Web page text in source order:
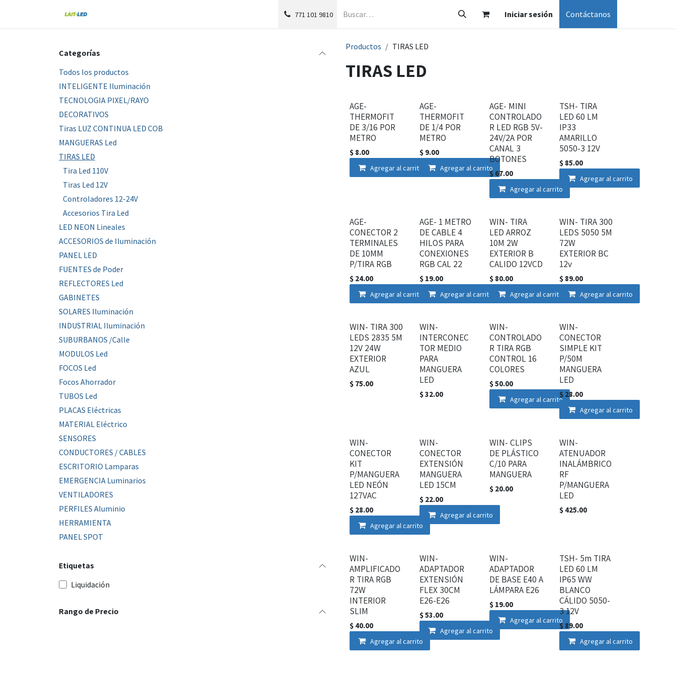
771 101 9810 Iniciar sesión Contáctanos
Categorías
Todos los productos
INTELIGENTE Iluminación
TECNOLOGIA PIXEL/RAYO
DECORATIVOS
Tiras LUZ CONTINUA LED COB
MANGUERAS Led
TIRAS LED
Tira Led 110V
Tiras Led 12V
Controladores 12-24V
Accesorios Tira Led
LED NEON Lineales
ACCESORIOS de Iluminación
PANEL LED
FUENTES de Poder
REFLECTORES Led
GABINETES
SOLARES Iluminación
INDUSTRIAL Iluminación
SUBURBANOS /Calle
MODULOS Led
FOCOS Led
Focos Ahorrador
TUBOS Led
PLACAS Eléctricas
MATERIAL Eléctrico
SENSORES
CONDUCTORES / CABLES
ESCRITORIO Lamparas
EMERGENCIA Luminarios
VENTILADORES
PERFILES Aluminio
HERRAMIENTA
PANEL SPOT
Etiquetas
Liquidación
Rango de Precio
Productos TIRAS LED
TIRAS LED
AGE-
THERMOFIT
DE 3/16 POR
METRO
$ 8.00
Agregar al carrito
AGE-
THERMOFIT
DE 1/4 POR
METRO
$ 9.00
Agregar al carrito
AGE- MINI
CONTROLADO
R LED RGB 5V-
24V/2A POR
CANAL 3
BOTONES
$ 67.00
Agregar al carrito
TSH- TIRA
LED 60 LM
IP33
AMARILLO
5050-3 12V
$ 85.00
Agregar al carrito
AGE-
CONECTOR 2
TERMINALES
DE 10MM
P/TIRA RGB
$ 24.00
Agregar al carrito
AGE- 1 METRO
DE CABLE 4
HILOS PARA
CONEXIONES
RGB CAL 22
$ 19.00
Agregar al carrito
WIN- TIRA
LED ARROZ
10M 2W
EXTERIOR B
CALIDO 12VCD
$ 80.00
Agregar al carrito
WIN- TIRA 300
LEDS 5050 5M
72W
EXTERIOR BC
12v
$ 89.00
Agregar al carrito
WIN- TIRA 300
LEDS 2835 5M
12V 24W
EXTERIOR
AZUL
$ 75.00
WIN-
INTERCONEC
TOR MEDIO
PARA
MANGUERA
LED
$32.00
WIN-
CONTROLADO
R TIRA RGB
CONTROL 16
COLORES
$50.00
Agregar al carrito
WIN-
CONECTOR
SIMPLE KIT
P/50M
MANGUERA
LED
$ 28.00
Agregar al carrito
WIN-
CONECTOR
KIT
P/MANGUERA
LED NEÓN
127VAC
$ 28.00
Agregar al carrito
WIN-
CONECTOR
EXTENSIÓN
MANGUERA
LED 15CM
$ 22.00
Agregar al carrito
WIN- CLIPS
DE PLÁSTICO
C/10 PARA
MANGUERA
$ 20.00
WIN-
ATENUADOR
INALÁMBRICO
RF
P/MANGUERA
LED
$ 425.00
WIN-
AMPLIFICADO
R TIRA RGB
72W
INTERIOR
SLIM
$ 40.00
Agregar al carrito
WIN-
ADAPTADOR
EXTENSIÓN
FLEX 30CM
E26-E26
$53.00
Agregar al carrito
WIN-
ADAPTADOR
DE BASE E40 A
LÁMPARA E26
$ 19.00
Agregar al carrito
TSH- 5m TIRA
LED 60 LM
IP65 WW
BLANCO
CÁLIDO 5050-
3 12V
$ 89.00
Agregar al carrito